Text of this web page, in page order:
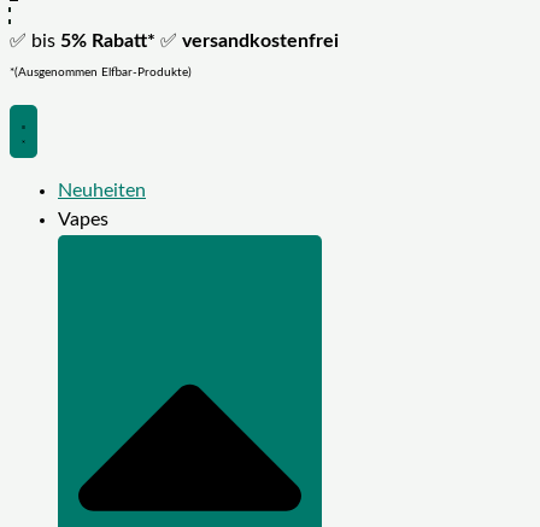
✅ bis 5% Rabatt* ✅ versandkostenfrei
*(Ausgenommen Elfbar-Produkte)
Neuheiten
Vapes